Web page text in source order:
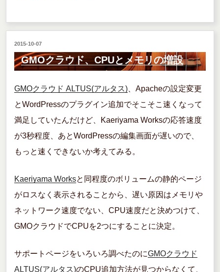
と
さ
ら
の
VPS
を
比
し
て
み
ま
c
e
b
o
o
k
tt
er
e
e
n
a
投
稿
日:
2015-10-07
GMOクラウド、CPUとメモリの増設
GMOクラウド ALTUS(アルタス) 、Apacheの設定変更
とWordPressのプラグイン追加でそこそこ速くなって
満足していたんだけど、Kaeriyama Worksの応答速度
が3秒程度、あとWordPressの編集画面が遅いので、
もっと速くできないか考えてみる。
Kaeriyama Worksと同程度のボリュームの静的ページ
がロスなく表示されることから、遅い原因はメモリや
ネットワーク速度でない、CPU速度だと決めつけて、
GMOクラウドでCPUを2つにすることに決定。
サポートページをいろいろ調べたのにGMOクラウド
ALTUS(アルタス)のCPU追加方法が見つからなくて、